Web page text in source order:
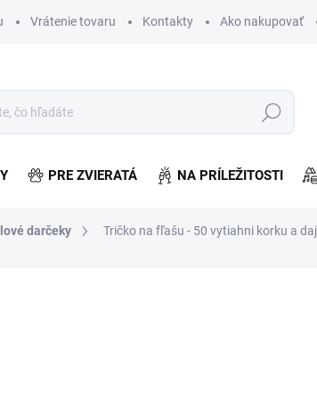
Vrátenie tovaru Kontakty Ako nakupovať
Hľadať
PRE ZVIERATÁ NA PRÍLEŽITOSTI
darčeky Tričko na fľašu - 50 vytiahni korku a